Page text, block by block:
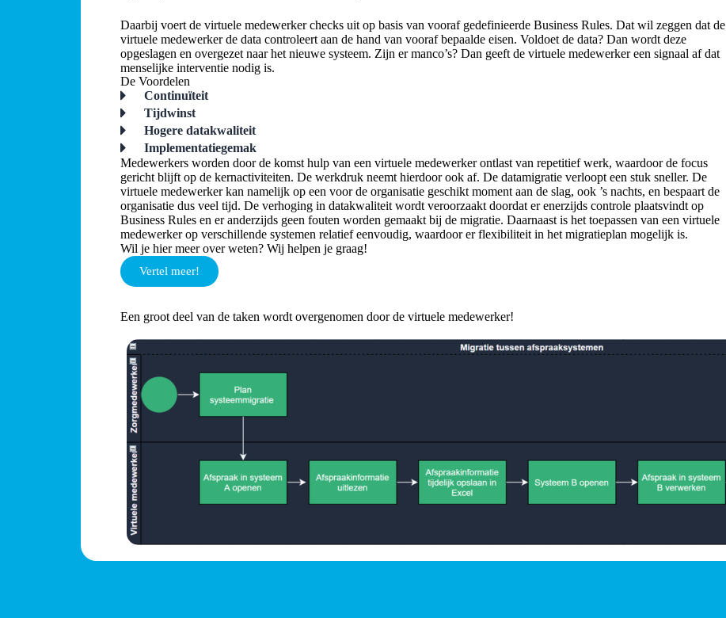
Daarbij voert de virtuele medewerker checks uit op basis van vooraf gedefinieerde Business Rules. Dat wil zeggen dat de
virtuele medewerker de data controleert aan de hand van vooraf bepaalde eisen. Voldoet de data? Dan wordt deze
opgeslagen en overgezet naar het nieuwe systeem. Zijn er manco’s? Dan geeft de virtuele medewerker een signaal af dat
menselijke interventie nodig is.
De Voordelen
Continuïteit
Tijdwinst
Hogere datakwaliteit
Implementatiegemak
Medewerkers worden door de komst hulp van een virtuele medewerker ontlast van repetitief werk, waardoor de focus
gericht blijft op de kernactiviteiten. De werkdruk neemt hierdoor ook af. De datamigratie verloopt een stuk sneller. De
virtuele medewerker kan namelijk op een voor de organisatie geschikt moment aan de slag, ook ’s nachts, en bespaart de
organisatie dus veel tijd. De verhoging in datakwaliteit wordt veroorzaakt doordat er enerzijds controle plaatsvindt op
Business Rules en er anderzijds geen fouten worden gemaakt bij de migratie. Daarnaast is het toepassen van een virtuele
medewerker op verschillende systemen relatief eenvoudig, waardoor er flexibiliteit in het migratieplan mogelijk is.
Wil je hier meer over weten? Wij helpen je graag!
Vertel meer!
Een groot deel van de taken wordt overgenomen door de virtuele medewerker!